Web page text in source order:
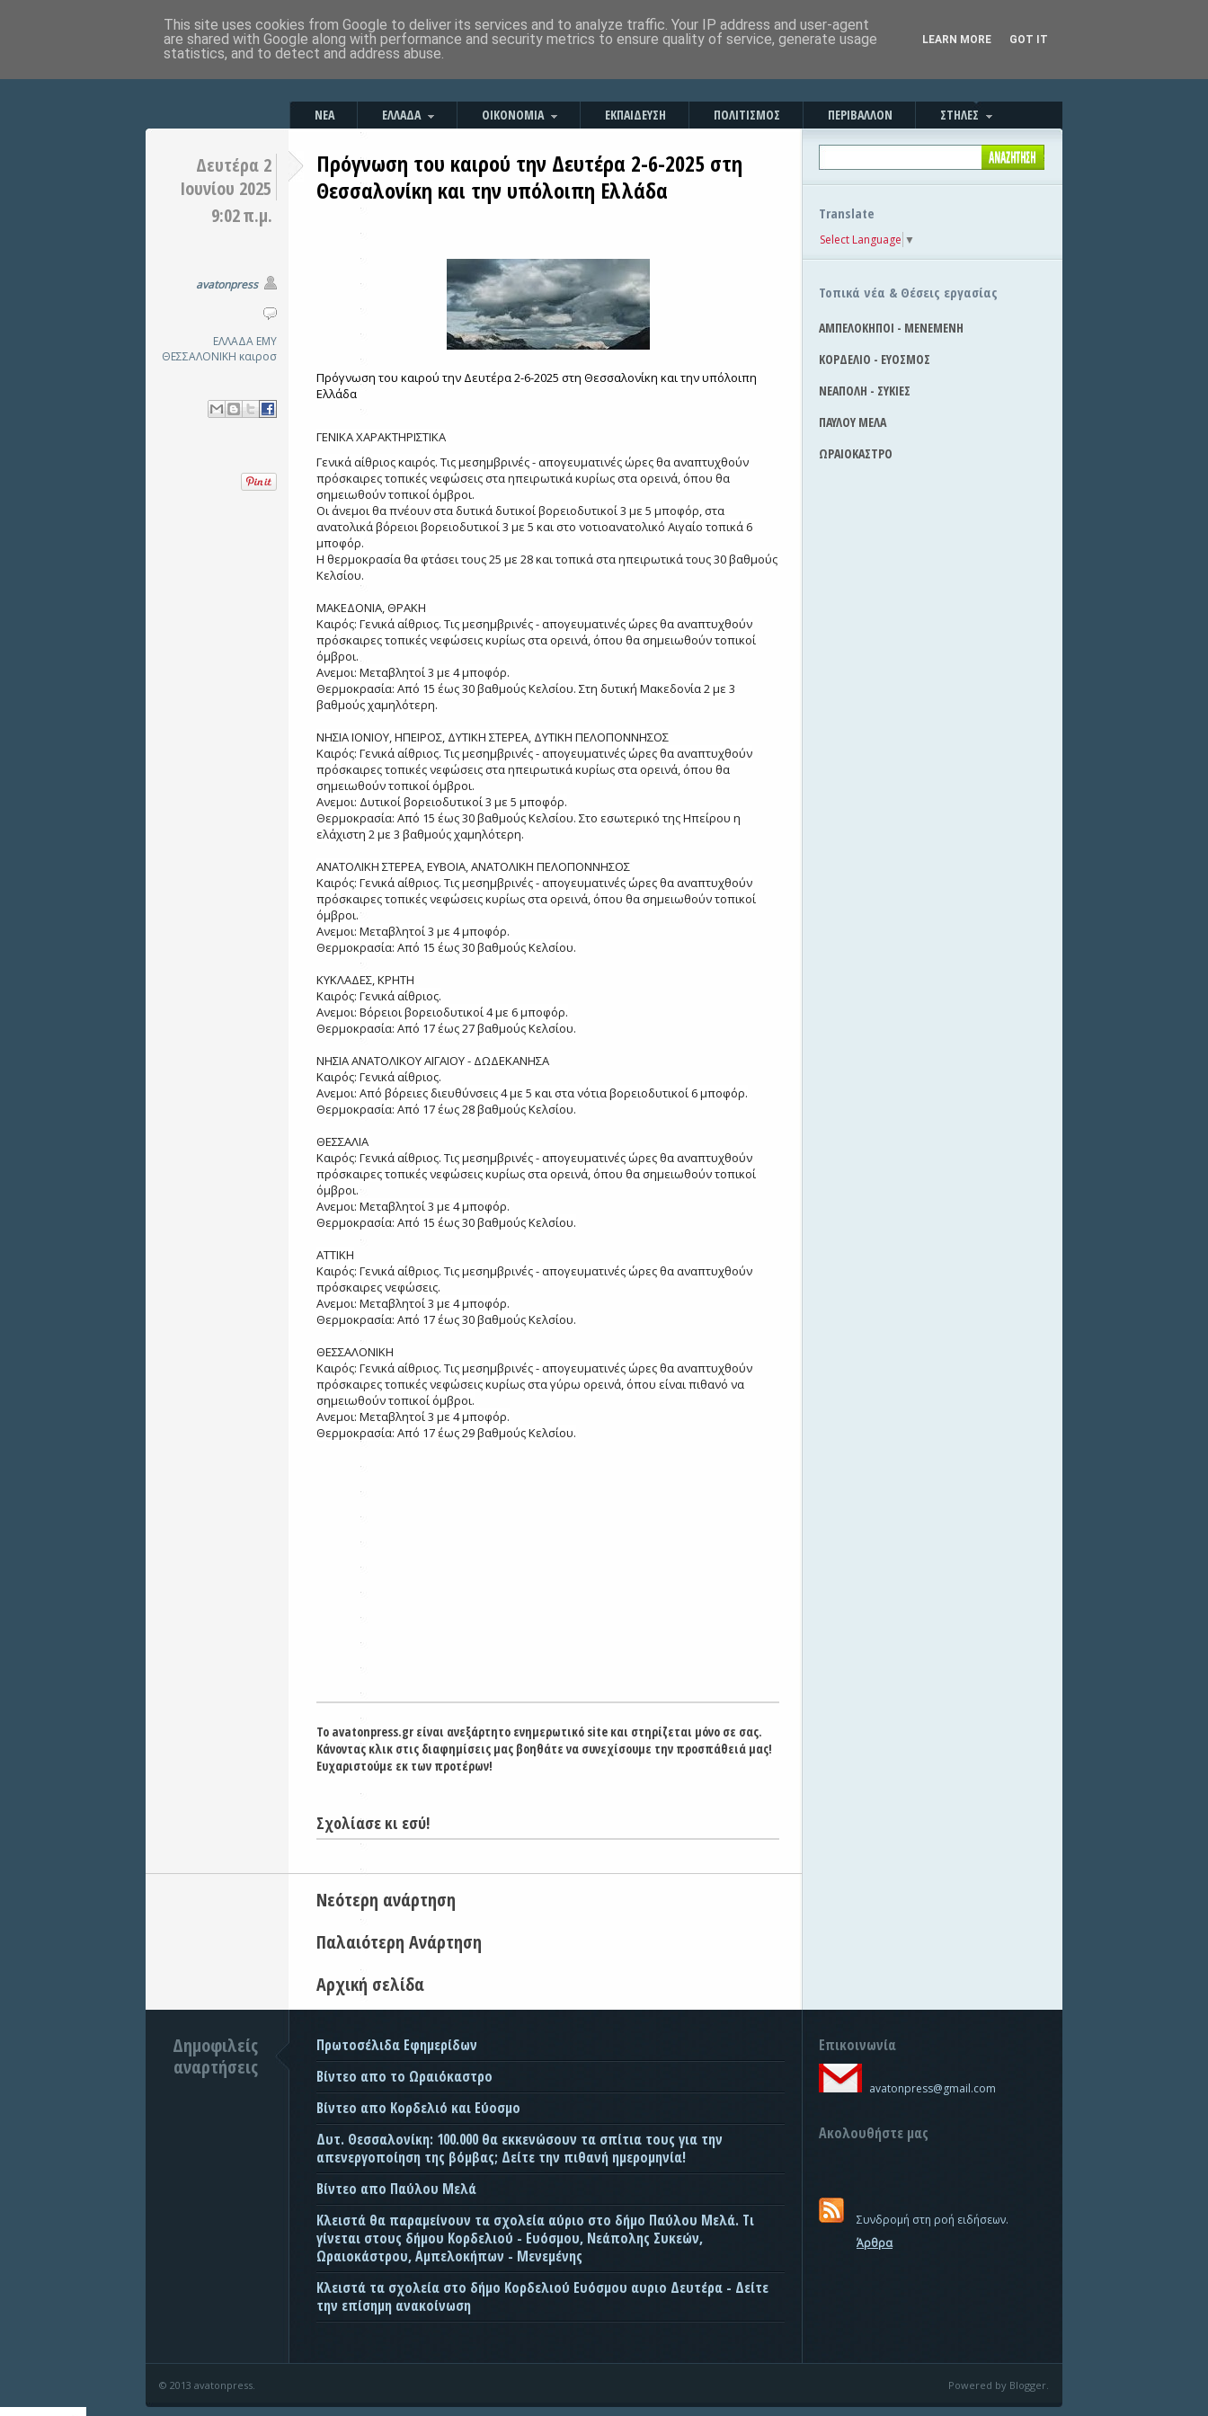
ΝΕΑ ΕΛΛΑΔΑ ΟΙΚΟΝΟΜΙΑ ΕΚΠΑΙΔΕΥΣΗ ΠΟΛΙΤΙΣΜΟΣ ΠΕΡΙΒΑΛΛΟΝ ΣΤΗΛΕΣ
Δευτέρα 2
Ιουνίου 2025
9:02 π.μ.
avatonpress
ΕΛΛΑΔΑ ΕΜΥ
ΘΕΣΣΑΛΟΝΙΚΗ καιροσ
Πρόγνωση του καιρού την Δευτέρα 2-6-2025 στη
Θεσσαλονίκη και την υπόλοιπη Ελλάδα
Πρόγνωση του καιρού την Δευτέρα 2-6-2025 στη Θεσσαλονίκη και την υπόλοιπη
Ελλάδα
ΓΕΝΙΚΑ ΧΑΡΑΚΤΗΡΙΣΤΙΚΑ
Γενικά αίθριος καιρός. Τις μεσημβρινές - απογευματινές ώρες θα αναπτυχθούν
πρόσκαιρες τοπικές νεφώσεις στα ηπειρωτικά κυρίως στα ορεινά, όπου θα
σημειωθούν τοπικοί όμβροι.
Οι άνεμοι θα πνέουν στα δυτικά δυτικοί βορειοδυτικοί 3 με 5 μποφόρ, στα
ανατολικά βόρειοι βορειοδυτικοί 3 με 5 και στο νοτιοανατολικό Αιγαίο τοπικά 6
μποφόρ.
Η θερμοκρασία θα φτάσει τους 25 με 28 και τοπικά στα ηπειρωτικά τους 30 βαθμούς
Κελσίου.
ΜΑΚΕΔΟΝΙΑ, ΘΡΑΚΗ
Καιρός: Γενικά αίθριος. Τις μεσημβρινές - απογευματινές ώρες θα αναπτυχθούν
πρόσκαιρες τοπικές νεφώσεις κυρίως στα ορεινά, όπου θα σημειωθούν τοπικοί
όμβροι.
Ανεμοι: Μεταβλητοί 3 με 4 μποφόρ.
Θερμοκρασία: Από 15 έως 30 βαθμούς Κελσίου. Στη δυτική Μακεδονία 2 με 3
βαθμούς χαμηλότερη.
ΝΗΣΙΑ ΙΟΝΙΟΥ, ΗΠΕΙΡΟΣ, ΔΥΤΙΚΗ ΣΤΕΡΕΑ, ΔΥΤΙΚΗ ΠΕΛΟΠΟΝΝΗΣΟΣ
Καιρός: Γενικά αίθριος. Τις μεσημβρινές - απογευματινές ώρες θα αναπτυχθούν
πρόσκαιρες τοπικές νεφώσεις στα ηπειρωτικά κυρίως στα ορεινά, όπου θα
σημειωθούν τοπικοί όμβροι.
Ανεμοι: Δυτικοί βορειοδυτικοί 3 με 5 μποφόρ.
Θερμοκρασία: Από 15 έως 30 βαθμούς Κελσίου. Στο εσωτερικό της Ηπείρου η
ελάχιστη 2 με 3 βαθμούς χαμηλότερη.
ΑΝΑΤΟΛΙΚΗ ΣΤΕΡΕΑ, ΕΥΒΟΙΑ, ΑΝΑΤΟΛΙΚΗ ΠΕΛΟΠΟΝΝΗΣΟΣ
Καιρός: Γενικά αίθριος. Τις μεσημβρινές - απογευματινές ώρες θα αναπτυχθούν
πρόσκαιρες τοπικές νεφώσεις κυρίως στα ορεινά, όπου θα σημειωθούν τοπικοί
όμβροι.
Ανεμοι: Μεταβλητοί 3 με 4 μποφόρ.
Θερμοκρασία: Από 15 έως 30 βαθμούς Κελσίου.
ΚΥΚΛΑΔΕΣ, ΚΡΗΤΗ
Καιρός: Γενικά αίθριος.
Ανεμοι: Βόρειοι βορειοδυτικοί 4 με 6 μποφόρ.
Θερμοκρασία: Από 17 έως 27 βαθμούς Κελσίου.
ΝΗΣΙΑ ΑΝΑΤΟΛΙΚΟΥ ΑΙΓΑΙΟΥ - ΔΩΔΕΚΑΝΗΣΑ
Καιρός: Γενικά αίθριος.
Ανεμοι: Από βόρειες διευθύνσεις 4 με 5 και στα νότια βορειοδυτικοί 6 μποφόρ.
Θερμοκρασία: Από 17 έως 28 βαθμούς Κελσίου.
ΘΕΣΣΑΛΙΑ
Καιρός: Γενικά αίθριος. Τις μεσημβρινές - απογευματινές ώρες θα αναπτυχθούν
πρόσκαιρες τοπικές νεφώσεις κυρίως στα ορεινά, όπου θα σημειωθούν τοπικοί
όμβροι.
Ανεμοι: Μεταβλητοί 3 με 4 μποφόρ.
Θερμοκρασία: Από 15 έως 30 βαθμούς Κελσίου.
ΑΤΤΙΚΗ
Καιρός: Γενικά αίθριος. Τις μεσημβρινές - απογευματινές ώρες θα αναπτυχθούν
πρόσκαιρες νεφώσεις.
Ανεμοι: Μεταβλητοί 3 με 4 μποφόρ.
Θερμοκρασία: Από 17 έως 30 βαθμούς Κελσίου.
ΘΕΣΣΑΛΟΝΙΚΗ
Καιρός: Γενικά αίθριος. Τις μεσημβρινές - απογευματινές ώρες θα αναπτυχθούν
πρόσκαιρες τοπικές νεφώσεις κυρίως στα γύρω ορεινά, όπου είναι πιθανό να
σημειωθούν τοπικοί όμβροι.
Ανεμοι: Μεταβλητοί 3 με 4 μποφόρ.
Θερμοκρασία: Από 17 έως 29 βαθμούς Κελσίου.
Το avatonpress.gr είναι ανεξάρτητο ενημερωτικό site και στηρίζεται μόνο σε σας.
Κάνοντας κλικ στις διαφημίσεις μας βοηθάτε να συνεχίσουμε την προσπάθειά μας!
Ευχαριστούμε εκ των προτέρων!
Σχολίασε κι εσύ!
Νεότερη ανάρτηση
Παλαιότερη Ανάρτηση
Αρχική σελίδα
Translate
Select Language ▼
Τοπικά νέα & Θέσεις εργασίας
ΑΜΠΕΛΟΚΗΠΟΙ - ΜΕΝΕΜΕΝΗ
ΚΟΡΔΕΛΙΟ - ΕΥΟΣΜΟΣ
ΝΕΑΠΟΛΗ - ΣΥΚΙΕΣ
ΠΑΥΛΟΥ ΜΕΛΑ
ΩΡΑΙΟΚΑΣΤΡΟ
Δημοφιλείς
αναρτήσεις
Πρωτοσέλιδα Εφημερίδων
Βίντεο απο το Ωραιόκαστρο
Βίντεο απο Κορδελιό και Εύοσμο
Δυτ. Θεσσαλονίκη: 100.000 θα εκκενώσουν τα σπίτια τους για την
απενεργοποίηση της βόμβας; Δείτε την πιθανή ημερομηνία!
Βίντεο απο Παύλου Μελά
Κλειστά θα παραμείνουν τα σχολεία αύριο στο δήμο Παύλου Μελά. Τι
γίνεται στους δήμου Κορδελιού - Ευόσμου, Νεάπολης Συκεών,
Ωραιοκάστρου, Αμπελοκήπων - Μενεμένης
Κλειστά τα σχολεία στο δήμο Κορδελιού Ευόσμου αυριο Δευτέρα - Δείτε
την επίσημη ανακοίνωση
Επικοινωνία
avatonpress@gmail.com
Ακολουθήστε μας
Συνδρομή στη ροή ειδήσεων.
Άρθρα
© 2013 avatonpress. Powered by Blogger.
This site uses cookies from Google to deliver its services and to analyze traffic. Your IP address and user-agent
are shared with Google along with performance and security metrics to ensure quality of service, generate usage
statistics, and to detect and address abuse.
LEARN MORE GOT IT